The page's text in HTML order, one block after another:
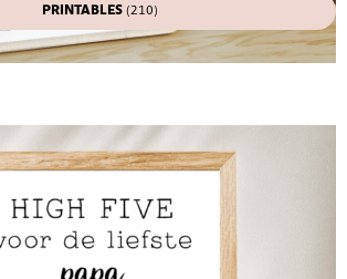
PRINTABLES (210)